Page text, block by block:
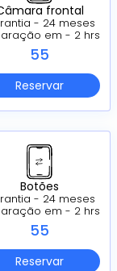
frontal
- 24 meses
em - 2 hrs
55
Reservar
Botões
- 24 meses
em - 2 hrs
55
Reservar